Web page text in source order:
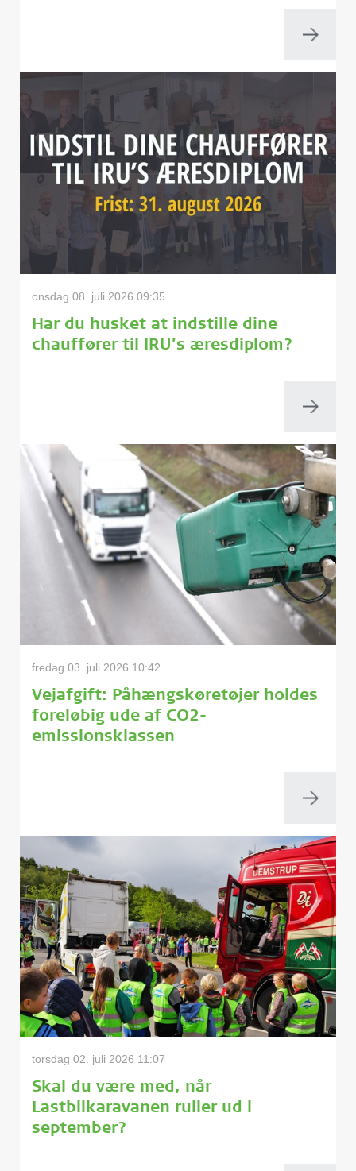
onsdag 08. juli 2026 09:35
Har du husket at indstille dine
chauffører til IRU’s æresdiplom?
fredag 03. juli 2026 10:42
Vejafgift: Påhængskøretøjer holdes
foreløbig ude af CO2-
emissionsklassen
torsdag 02. juli 2026 11:07
Skal du være med, når
Lastbilkaravanen ruller ud i
september?